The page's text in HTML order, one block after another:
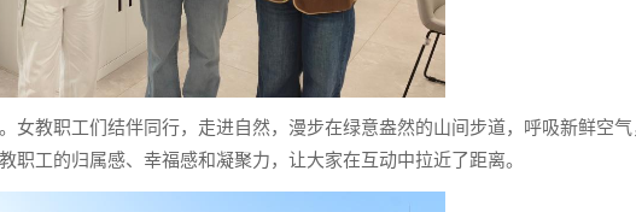
女教职工们结伴同行，走进自然，漫步在绿意盎然的山间步道，呼吸新鲜空
工的归属感、幸福感和凝聚力，让大家在互动中拉近了距离。